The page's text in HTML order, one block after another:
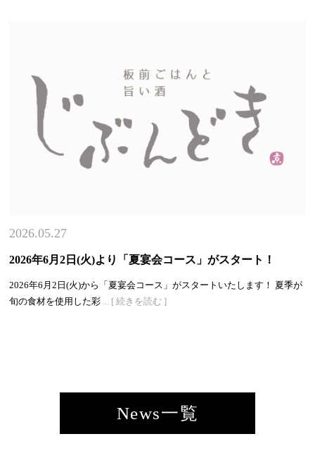
2026.05.27
2026年6月2日(火)より「夏宴会コース」がスタート！
2026年6月2日(火)から「夏宴会コース」がスタートいたします！ 夏季が
旬の食材を使用した彩 ... [ 続きを読む ]
News一覧